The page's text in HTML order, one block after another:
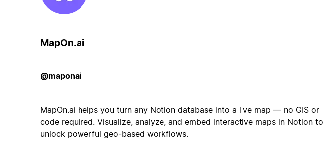
MapOn.ai
@maponai
MapOn.ai helps you turn any Notion database into a live map — no GIS or
code required. Visualize, analyze, and embed interactive maps in Notion to
unlock powerful geo-based workflows.